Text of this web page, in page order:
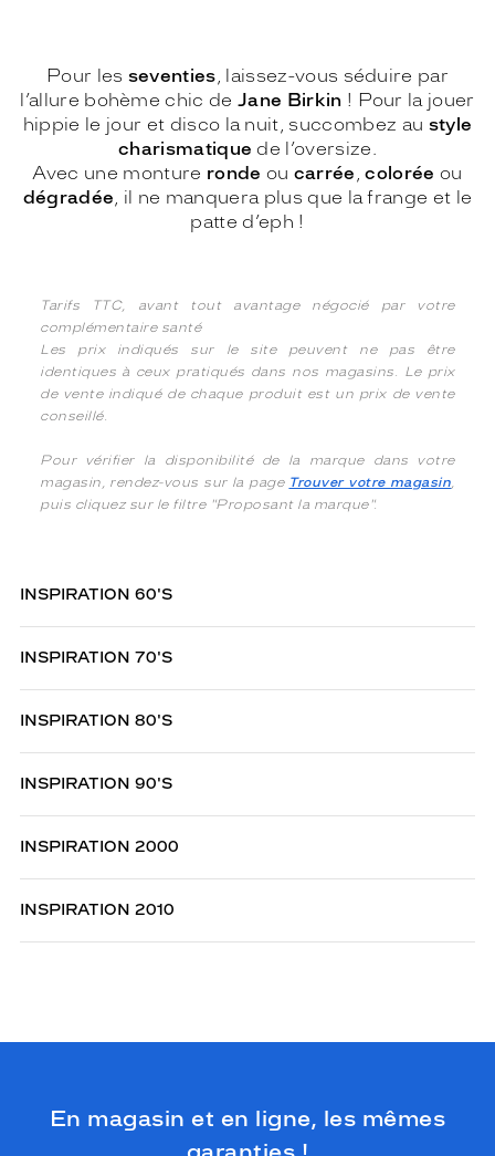
Pour les seventies, laissez-vous séduire par
l’allure bohème chic deJane Birkin ! Pour la jouer
hippie le jour et disco la nuit, succombez au style
charismatique de l’oversize.
Avec une monture ronde ou carrée ,colorée ou
dégradée, il ne manquera plus que la frange et le
patte d’eph !
Tarifs TTC, avant tout avantage négocié par votre
complémentaire santé
Les prix indiqués sur le site peuvent ne pas être
identiques à ceux pratiqués dans nos magasins. Le prix
de vente indiqué de chaque produit est un prix de vente
conseillé.
Pour vérifier la disponibilité de la marque dans votre
magasin, rendez-vous sur la page Trouver votre magasin,
puis cliquez sur le filtre "Proposant la marque".
INSPIRATION 60'S
INSPIRATION 70'S
INSPIRATION 80'S
INSPIRATION 90'S
INSPIRATION 2000
INSPIRATION 2010
En magasin et en ligne, les mêmes